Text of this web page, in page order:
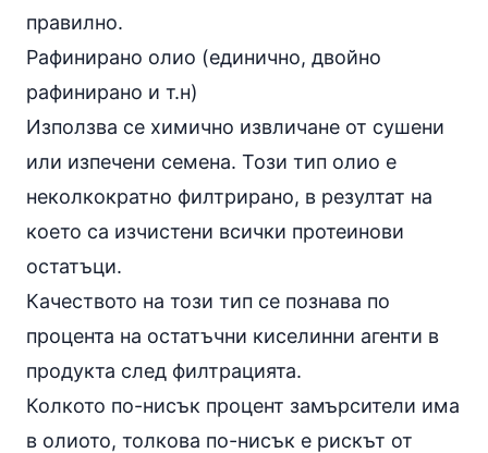
правилно.
Рафинирано олио (единично, двойно
рафинирано и т.н)
Използва се химично извличане от сушени
или изпечени семена. Този тип олио е
неколкократно филтрирано, в резултат на
което са изчистени всички протеинови
остатъци.
Качеството на този тип се познава по
процента на остатъчни киселинни агенти в
продукта след филтрацията.
Колкото по-нисък процент замърсители има
в олиото, толкова по-нисък е рискът от